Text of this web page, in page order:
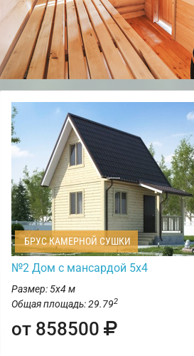
БРУС КАМЕРНОЙ СУШКИ
№2 Дом с мансардой 5х4
Размер: 5х4 м
Общая площадь: 29.792
от 858500